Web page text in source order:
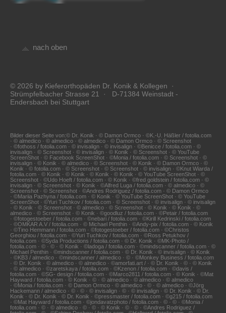
nach oben
© 2026 by Kieferorthopäden Dr. Konik & Kollegen ·
Strümpfelbacher Strasse 21 · D-71384 Weinstadt -
Endersbach bei Stuttgart
Bilder dieser Seite von:© Dr. Konik · © Damon Ormco · ©K.-U. Häßler / fotolia.com
· © almedico · © almedico · © almedico · © Damon Ormco · © Screenshot
· ©fothoss / fotolia.com · © invisalign · © invisalign · ©Benicce / fotolia.com · ©
invisalign · © Screenshot · © invisalign · © Konik · © Screenshot · © YouTube
ScreenShot · © Facebook ScreenShot · ©Monia / fotolia.com · © Screenshot · ©
invisalign · © Konik · © almedico · © Screenshot · © Konik · © Damon Ormco · ©
Konik · © fotolia.com · © Screenshot · © Screenshot · © invisalign · ©Knut Wiarda /
fotolia.com · © Konik · © Konik · © Konik · © Konik · © YouTube ScreenShot · ©
Screenshot · ©Udo Hoeft / fotolia.com · © Konik · ©fred goldstein / fotolia.com · ©
invisalign · © Screenshot · © Konik · ©Alfred Luga / fotolia.com · © almedico · ©
Screenshot · © Screenshot · ©Andres Rodriguez / fotolia.com · © Damon Ormco
· ©Mariia Pazhyna / fotolia.com · © Konik · © YouTube ScreenShot · © YouTube
ScreenShot · ©Yuri Tuchkov / fotolia.com · © Screenshot · © invisalign · © invisalign
· © Konik · © Screenshot · © almedico · © Screenshot · © Konik · © Konik · ©
almedico · © Screenshot · © Konik · ©goodluz / fotolia.com · ©Petair / fotolia.com
· ©fotogestoeber / fotolia.com · ©nebari / fotolia.com · ©Kirill Kedrinski / fotolia.com
· ©OMKAR A.V / fotolia.com · © Michael Penthin · ©Andy-pix / fotolia.com · © Konik
· ©Tino Hemmann / fotolia.com · ©fotogestoeber / fotolia.com · ©Christos
Georghiou / fotolia.com · ©Yuri Tuchkov / fotolia.com · ©Ross Petukhov /
fotolia.com · ©Syda Productions / fotolia.com · © Dr. Konik · ©MK-Photo /
fotolia.com · © · © · © Konik · ©ladoga / fotolia.com · ©mindscanner / fotolia.com · ©
Michael Penthin · ©mindscanner / fotolia.com · © Dr. Konik · © invisalign · © Konik
· ©KB3 / almedico · ©mindscanner / almedico · © · ©Monkey Business / fotolia.com
· © Dr. Konik · © almedico · © almedico · ©amorfati.art / · © Dr. Konik · © · © Konik
· © almedico · ©zaretskaya / fotolia.com · ©Kzenon / fotolia.com · ©davis /
fotolia.com · ©SG- design / fotolia.com · ©Marco2811 / fotolia.com · © Konik · ©Mat
Hayward / fotolia.com · © Konik · © · © almedico · © almedico · © almedico
· ©Monia / fotolia.com · © Damon Ormco · © almedico · © · © almedico · ©Jörg
Hackemann / almedico · © · © · © invisalign · © · © invisalign · © Dr. Konik · © Dr.
Konik · © Dr. Konik · © Dr. Konik · ©pressmaster / fotolia.com · ©g215 / fotolia.com
· ©Mat Hayward / fotolia.com · ©jondavatzphoto / fotolia.com · © · © · ©Monia /
fotolia.com · © · © almedico · © · © · © Konik · © · © · ©Andres Rodriguez /